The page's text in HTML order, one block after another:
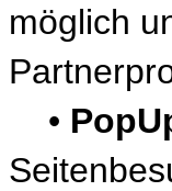
möglich
•